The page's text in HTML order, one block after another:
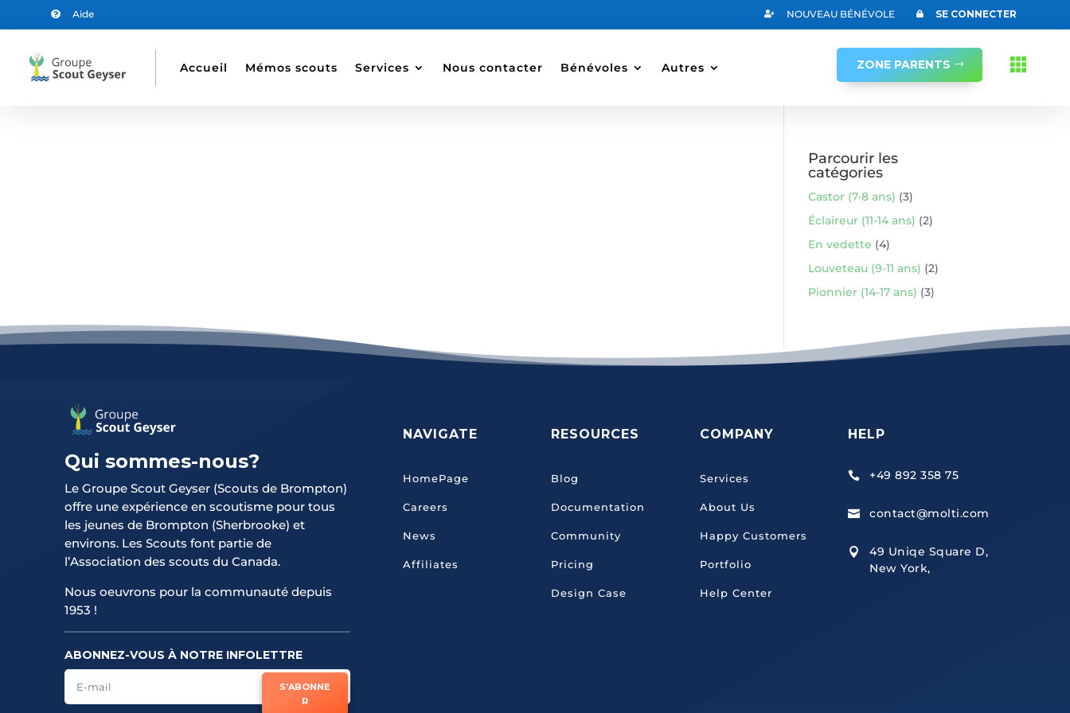
 Aide  NOUVEAU BÉNÉVOLE  SE CONNECTER
Accueil Mémos scouts Services Nous contacter Bénévoles Autres ZONE PARENTS
Parcourir les
catégories
Castor (7-8 ans) (3)
Éclaireur (11-14 ans) (2)
En vedette (4)
Louveteau (9-11 ans) (2)
Pionnier (14-17 ans) (3)
Qui sommes-nous?
Le Groupe Scout Geyser (Scouts de Brompton)
offre une expérience en scoutisme pour tous
les jeunes de Brompton (Sherbrooke) et
environs. Les Scouts font partie de
l’Association des scouts du Canada.
Nous oeuvrons pour la communauté depuis
1953 !
ABONNEZ-VOUS À NOTRE INFOLETTRE
S'ABONNE
R
NAVIGATE
HomePage
Careers
News
Affiliates
RESOURCES
Blog
Documentation
Community
Pricing
Design Case
COMPANY
Services
About Us
Happy Customers
Portfolio
Help Center
HELP
 +49 892 358 75
 contact@molti.com

49 Uniqe Square D,
New York,